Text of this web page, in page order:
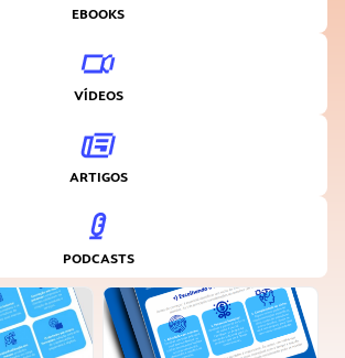
EBOOKS
VÍDEOS
ARTIGOS
PODCASTS